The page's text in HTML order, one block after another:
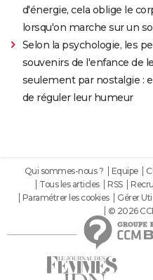
d'énergie, cela oblige le
lorsqu'on marche sur un
Selon la psychologie, les
souvenirs de l'enfance de
seulement par nostalgie :
de réguler leur humeur
Qui sommes-nous ? Equipe
Tous les articles
RSS
Paramétrer les cookies
Gérer
© 2026